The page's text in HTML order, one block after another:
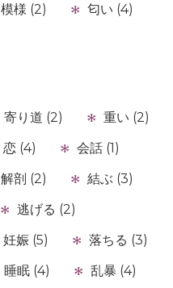
模様 (2)
匂い (4)
寄り道 (2)
重い (2)
恋 (4)
会話 (1)
解剖 (2)
結ぶ (3)
逃げる (2)
妊娠 (5)
落ちる (3)
睡眠 (4)
乱暴 (4)